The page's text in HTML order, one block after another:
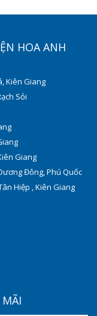
HOA ANH
Kiên Giang
Sỏi
Giang
Đông, Phú Quốc
Hiệp , Kiên Giang